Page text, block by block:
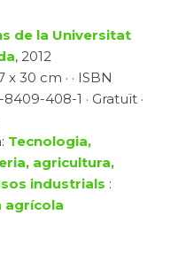
de la Universitat
, 2012
x 30 cm · · ISBN
408-1 · Gratuït ·
Tecnologia,
agricultura,
industrials :
agrícola